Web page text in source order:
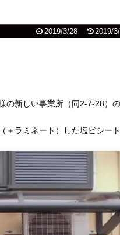
2019/3/28 2019/
の新しい事業所（同2-7-28）
＋ラミネート）した塩ビシー